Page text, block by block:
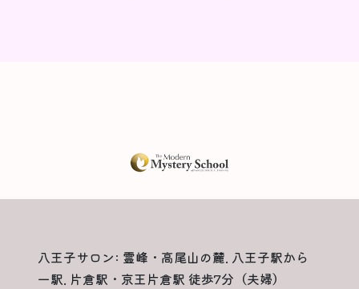
八王子サロン: 霊峰・高尾山の麓. 八王子駅から
一駅. 片倉駅・京王片倉駅 徒歩7分（夫婦）